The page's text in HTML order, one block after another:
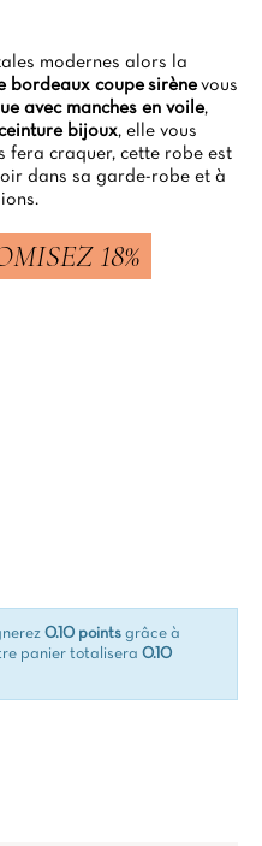
modernes alors la
bordeaux coupe sirène vous
avec manches en voile,
bijoux, elle vous
fera craquer, cette robe est
dans sa garde-robe et à
18%
0.10 points grâce à
panier totalisera 0.10